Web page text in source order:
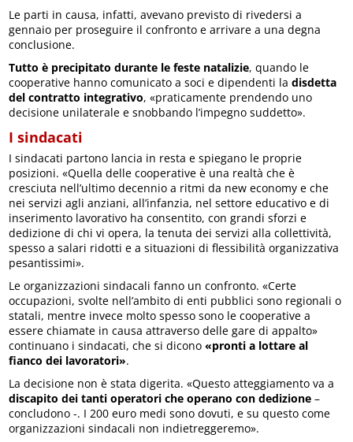
Le parti in causa, infatti, avevano previsto di rivedersi a
gennaio per proseguire il confronto e arrivare a una degna
conclusione.
Tutto è precipitato durante le feste natalizie, quando le
cooperative hanno comunicato a soci e dipendenti ladisdetta
del contratto integrativo, «praticamente prendendo uno
decisione unilaterale e snobbando l’impegno suddetto».
I sindacati
I sindacati partono lancia in resta e spiegano le proprie
posizioni. «Quella delle cooperative è una realtà che è
cresciuta nell’ultimo decennio a ritmi da new economy e che
nei servizi agli anziani, all’infanzia, nel settore educativo e di
inserimento lavorativo ha consentito, con grandi sforzi e
dedizione di chi vi opera, la tenuta dei servizi alla collettività,
spesso a salari ridotti e a situazioni di flessibilità organizzativa
pesantissimi».
Le organizzazioni sindacali fanno un confronto. «Certe
occupazioni, svolte nell’ambito di enti pubblici sono regionali o
statali, mentre invece molto spesso sono le cooperative a
essere chiamate in causa attraverso delle gare di appalto»
continuano i sindacati, che si dicono«pronti a lottare al
fianco dei lavoratori».
La decisione non è stata digerita. «Questo atteggiamento va a
discapito dei tanti operatori che operano con dedizione –
concludono -. I 200 euro medi sono dovuti, e su questo come
organizzazioni sindacali non indietreggeremo».